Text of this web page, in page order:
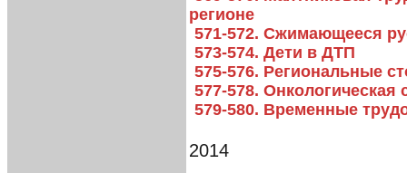
регионе
571-572. Сжимающееся
573-574. Дети в ДТП
575-576. Региональные
577-578. Онкологическая
579-580. Временные
2014